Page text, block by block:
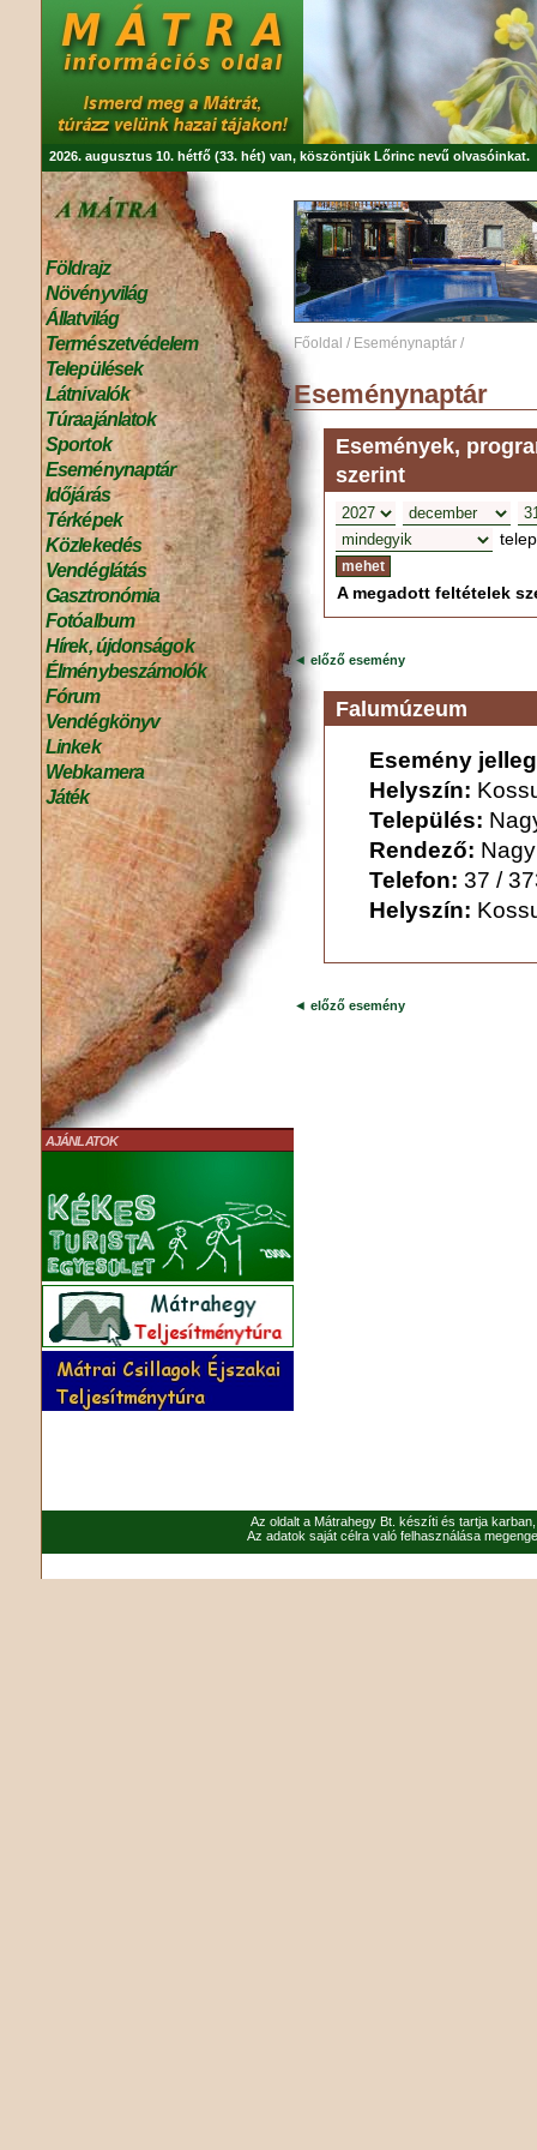
2026. augusztus 10. hétfő (33. hét) van, köszöntjük Lőrinc nevű olvasóinkat.
Földrajz
Növényvilág
Állatvilág
Természetvédelem
Települések
Látnivalók
Túraajánlatok
Sportok
Eseménynaptár
Időjárás
Térképek
Közlekedés
Vendéglátás
Gasztronómia
Fotóalbum
Hírek, újdonságok
Élménybeszámolók
Fórum
Vendégkönyv
Linkek
Webkamera
Játék
AJÁNLATOK
Főoldal / Eseménynaptár /
Eseménynaptár
Események,
szerint
A megadott feltételek
◄ előző esemény
Falumúzeum
Esemény
Helyszín:
Település:
Rendező:
Telefon: 37 /
Helyszín:
◄ előző esemény
Az oldalt a Mátrahegy Bt. készíti és tartja
Az adatok saját célra való felhasználása